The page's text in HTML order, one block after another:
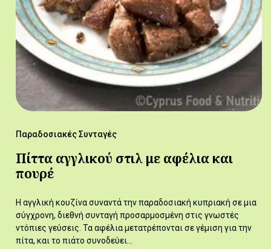
Παραδοσιακές Συνταγές
Πίττα αγγλικού στιλ με αφέλια και
πουρέ
Η αγγλική κουζίνα συναντά την παραδοσιακή κυπριακή σε μια
σύγχρονη, διεθνή συνταγή προσαρμοσμένη στις γνωστές
ντόπιες γεύσεις. Τα αφέλια μετατρέπονται σε γέμιση για την
πίτα, και το πιάτο συνοδεύει…